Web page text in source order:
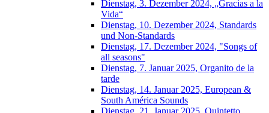
Dienstag, 3. Dezember 2024, „Gracias a la
Vida“
Dienstag, 10. Dezember 2024, Standards
und Non-Standards
Dienstag, 17. Dezember 2024, "Songs of
all seasons"
Dienstag, 7. Januar 2025, Organito de la
tarde
Dienstag, 14. Januar 2025, European &
South América Sounds
Dienstag, 21. Januar 2025, Quintetto